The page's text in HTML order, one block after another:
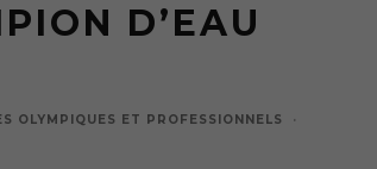
D’EAU
OLYMPIQUES ET PROFESSIONNELS
·